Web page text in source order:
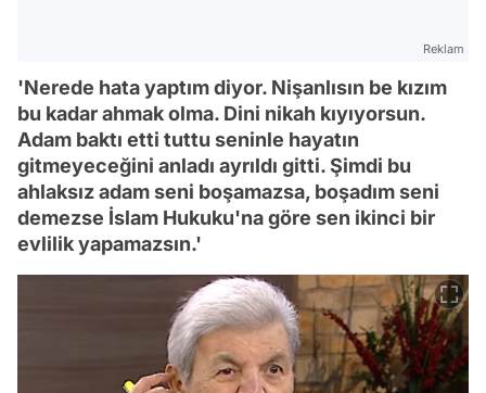
Reklam
'Nerede hata yaptım diyor. Nişanlısın be kızım
bu kadar ahmak olma. Dini nikah kıyıyorsun.
Adam baktı etti tuttu seninle hayatın
gitmeyeceğini anladı ayrıldı gitti. Şimdi bu
ahlaksız adam seni boşamazsa, boşadım seni
demezse İslam Hukuku'na göre sen ikinci bir
evlilik yapamazsın.'